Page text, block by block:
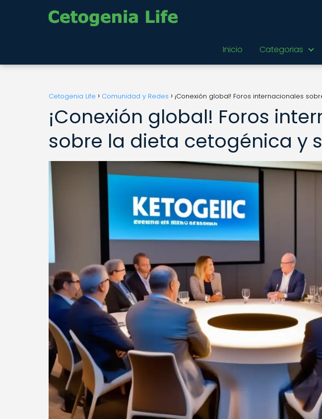
Inicio Categorias
Cetogenia Life Comunidad y Redes ¡Conexión global! Foros internacionales
¡Conexión global! Foros
sobre la dieta cetogénica y